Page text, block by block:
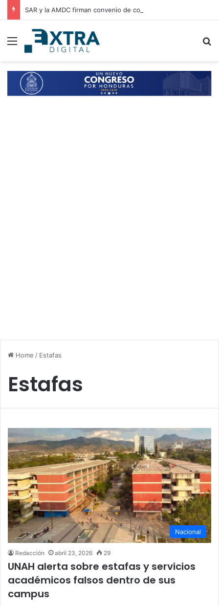
Menu
Home / Estafas
Estafas
Nacional
Redacción abril 23, 2026 29
UNAH alerta sobre estafas y servicios
académicos falsos dentro de sus
campus